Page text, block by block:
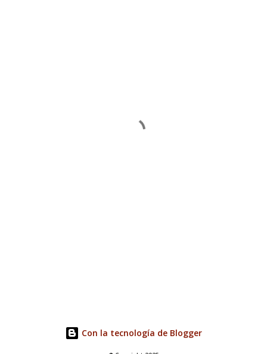
Con la tecnología de Blogger